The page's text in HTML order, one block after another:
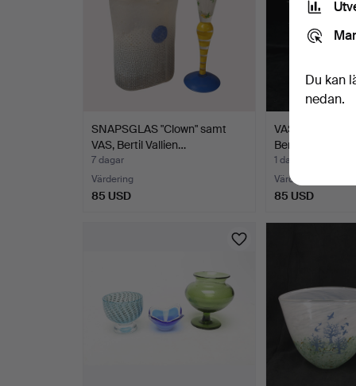
SNAPSGLAS "Clown" samt
VAS, Bertil Vallien…
7 dagar
Värdering
85 USD
VASER 2 st,
Bertil Valli…
1 dag
Värdering
85 USD
Du kan
nedan.